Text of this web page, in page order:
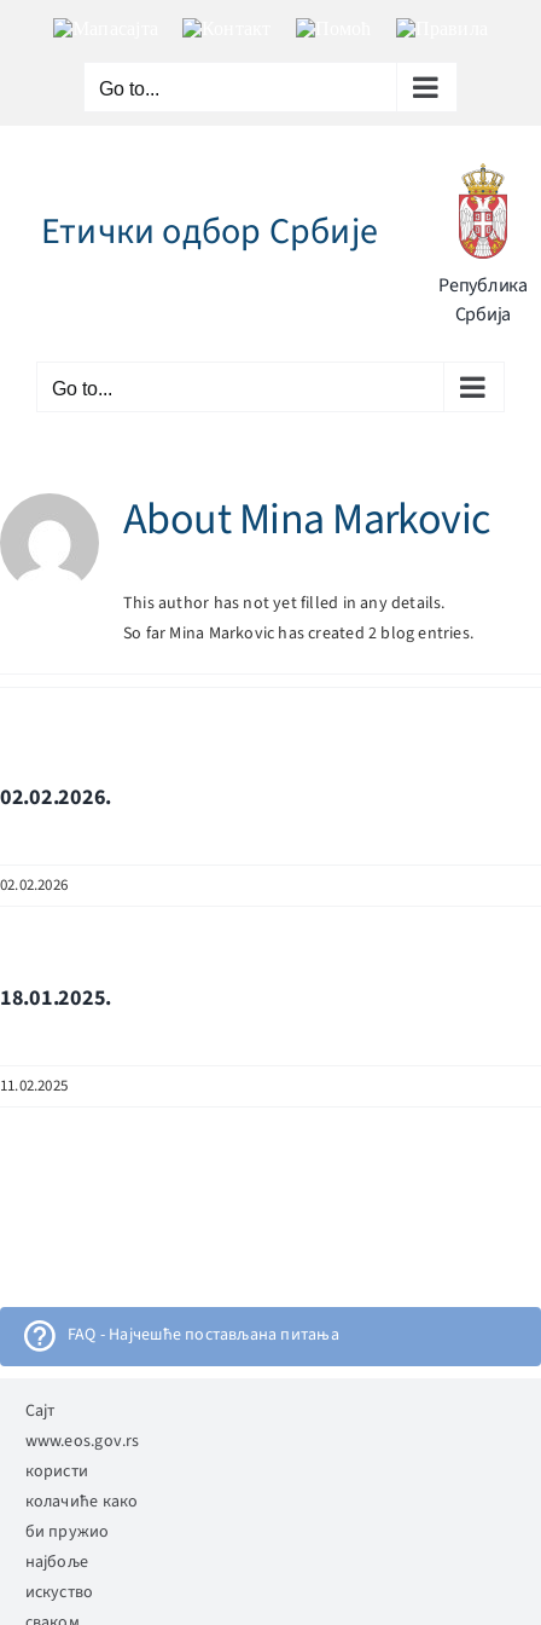
Мапа
Контакт Помоћ Правила
Go to...
Етички одбор Србије
Република
Србија
Go to...
AboutMina Markovic
This author has not yet filled in any details.
So far Mina Markovic has created 2 blog entries.
02.02.2026.
02.02.2026
18.01.2025.
11.02.2025
FAQ - Најчешће постављана питања
АЛИМС
Сајт
www.eos.gov.rs
користи
колачиће како
би пружио
најбоље
искуство